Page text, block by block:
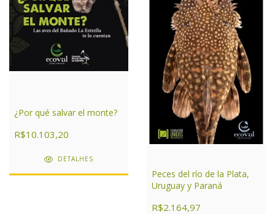
¿Por qué salvar el monte?
R$10.103,20
DETALHES
Peces del río de la Plata,
Uruguay y Paraná
R$2.164,97